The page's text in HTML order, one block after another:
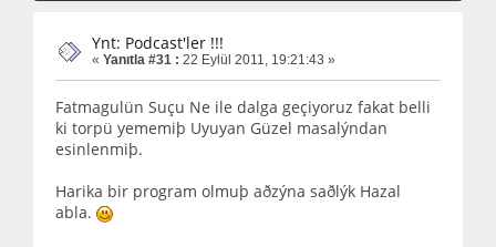
Ynt: Podcast'ler !!!
« Yanıtla #31 : 22 Eylül 2011, 19:21:43 »
Fatmagulün Suçu Ne ile dalga geçiyoruz fakat belli
ki torpü yememiþ Uyuyan Güzel masalýndan
esinlenmiþ.
Harika bir program olmuþ aðzýna saðlýk Hazal
abla.